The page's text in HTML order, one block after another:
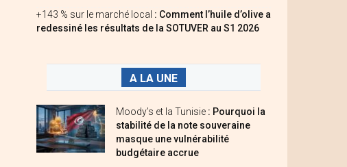
+143 % sur le marché local : Comment l’huile d’olive a
redessiné les résultats de la SOTUVER au S1 2026
A LA UNE
Moody’s et la Tunisie : Pourquoi la
stabilité de la note souveraine
masque une vulnérabilité
budgétaire accrue